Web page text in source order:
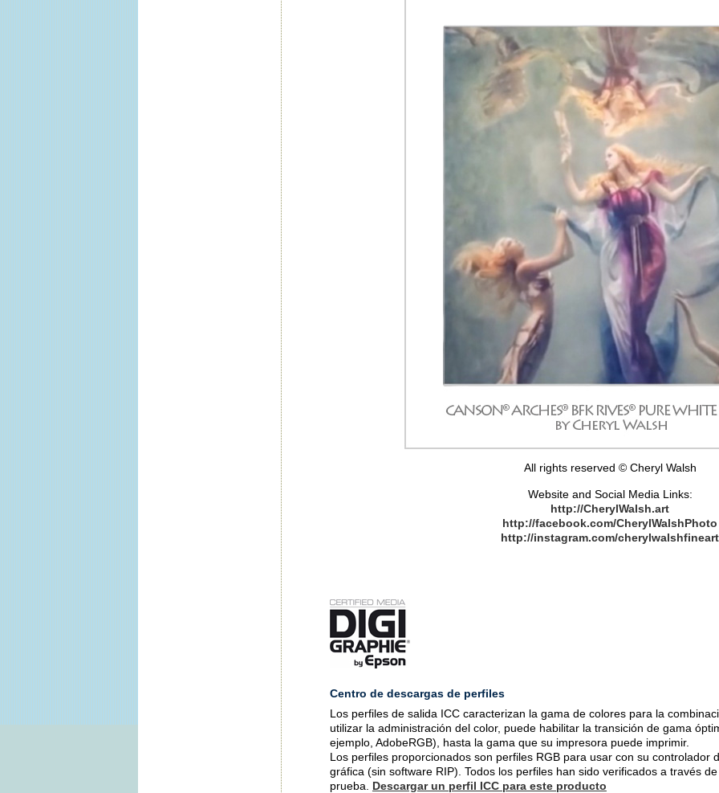
All rights reserved © Cheryl Walsh
Website and Social Media Links:
http://CherylWalsh.art
http://facebook.com/CherylWalshPhoto
http://instagram.com/cherylwalshfineart
Centro de descargas de perfiles
Los perfiles de salida ICC caracterizan la gama de colores para la
utilizar la administración del color, puede habilitar la transición de gama
ejemplo, AdobeRGB), hasta la gama que su impresora puede imprimir.
Los perfiles proporcionados son perfiles RGB para usar con su controlador
gráfica (sin software RIP). Todos los perfiles han sido verificados a través
prueba. Descargar un perfil ICC para este producto